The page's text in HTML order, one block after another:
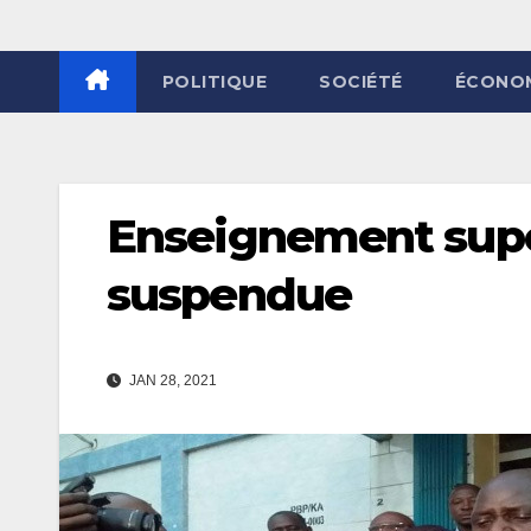
POLITIQUE SOCIÉTÉ
Enseignement
suspendue
JAN 28, 2021